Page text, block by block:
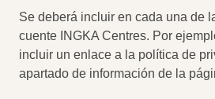
Se deberá incluir en cada una de
cuente INGKA Centres. Por
incluir un enlace a la política de
apartado de información de la